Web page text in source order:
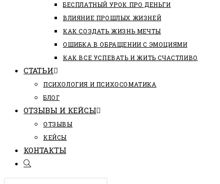
БЕСПЛАТНЫЙ УРОК ПРО ДЕНЬГИ
ВЛИЯНИЕ ПРОШЛЫХ ЖИЗНЕЙ
КАК СОЗДАТЬ ЖИЗНЬ МЕЧТЫ
ОШИБКА В ОБРАЩЕНИИ С ЭМОЦИЯМИ
КАК ВСЕ УСПЕВАТЬ И ЖИТЬ СЧАСТЛИВО
СТАТЬИ
ПCИХОЛОГИЯ И ПСИХОСОМАТИКА
БЛОГ
ОТЗЫВЫ И КЕЙСЫ
ОТЗЫВЫ
КЕЙСЫ
КОНТАКТЫ
ПЕРЕКЛЮЧИТЬ